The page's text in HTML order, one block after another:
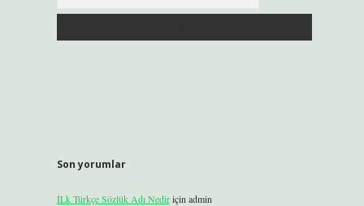
Son yorumlar
İLk Türkçe Sözlük Adı Nediriçin admin